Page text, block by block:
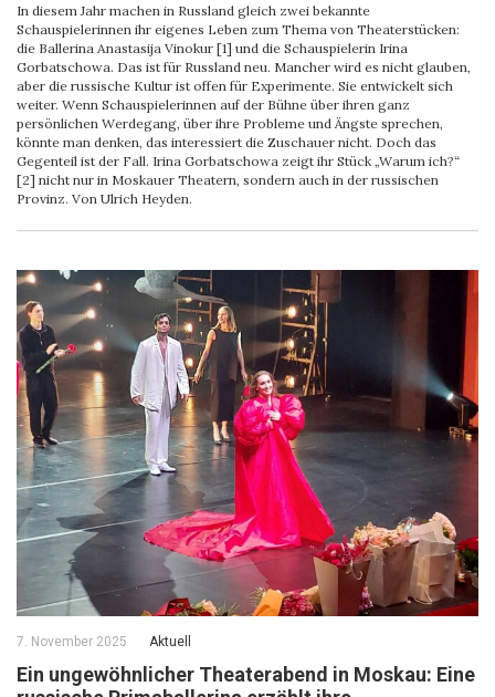
In diesem Jahr machen in Russland gleich zwei bekannte
Schauspielerinnen ihr eigenes Leben zum Thema von Theaterstücken:
die Ballerina Anastasija Vinokur [1] und die Schauspielerin Irina
Gorbatschowa. Das ist für Russland neu. Mancher wird es nicht glauben,
aber die russische Kultur ist offen für Experimente. Sie entwickelt sich
weiter. Wenn Schauspielerinnen auf der Bühne über ihren ganz
persönlichen Werdegang, über ihre Probleme und Ängste sprechen,
könnte man denken, das interessiert die Zuschauer nicht. Doch das
Gegenteil ist der Fall. Irina Gorbatschowa zeigt ihr Stück „Warum ich?“
[2] nicht nur in Moskauer Theatern, sondern auch in der russischen
Provinz. Von Ulrich Heyden.
7. November 2025 Aktuell
Ein ungewöhnlicher Theaterabend in Moskau: Eine